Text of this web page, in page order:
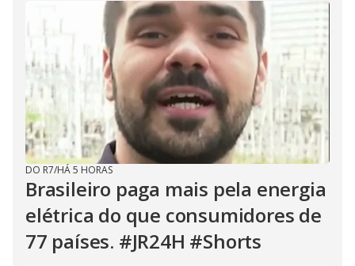
DO R7/HÁ 5 HORAS
Brasileiro paga mais pela energia
elétrica do que consumidores de
77 países. #JR24H #Shorts